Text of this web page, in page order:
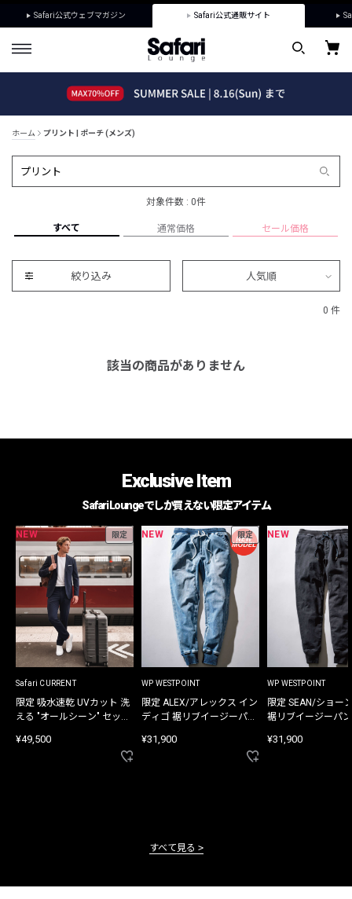
Safari公式ウェブマガジン Safari公式通販サイト
ホーム プリント | ポーチ (メンズ)
対象件数 : 0件
すべて 通常価格 セール価格
絞り込み 人気順
0 件
該当の商品がありません
Exclusive Item
Safari Loungeでしか買えない限定アイテム
NEW 限定
Safari CURRENT
限定 吸水速乾 UVカット 洗
える "オールシーン" セット
¥49,500
NEW 限定
WP WESTPOINT
限定 ALEX/アレックス イン
ディゴ 裾リブイージーパン
¥31,900
NEW
WP WESTPOINT
限定 SEAN/ショー
裾リブイージーパ
¥31,900
すべて見る